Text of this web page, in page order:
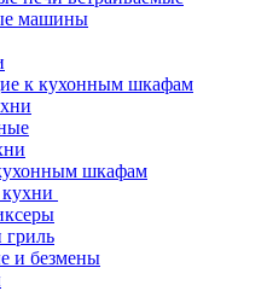
машины
к кухонным шкафам
шкафам
и безмены